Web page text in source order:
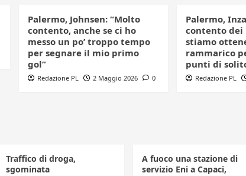
Palermo, Johnsen: “Molto
contento, anche se ci ho
messo un po’ troppo tempo
per segnare il mio primo
gol”
Redazione PL 2 Maggio 2026 0
Palermo,
contento
stiamo
rammarico
punti di
Redazione PL
Traffico di droga,
sgominata
A fuoco una stazione di
servizio Eni a Capaci,